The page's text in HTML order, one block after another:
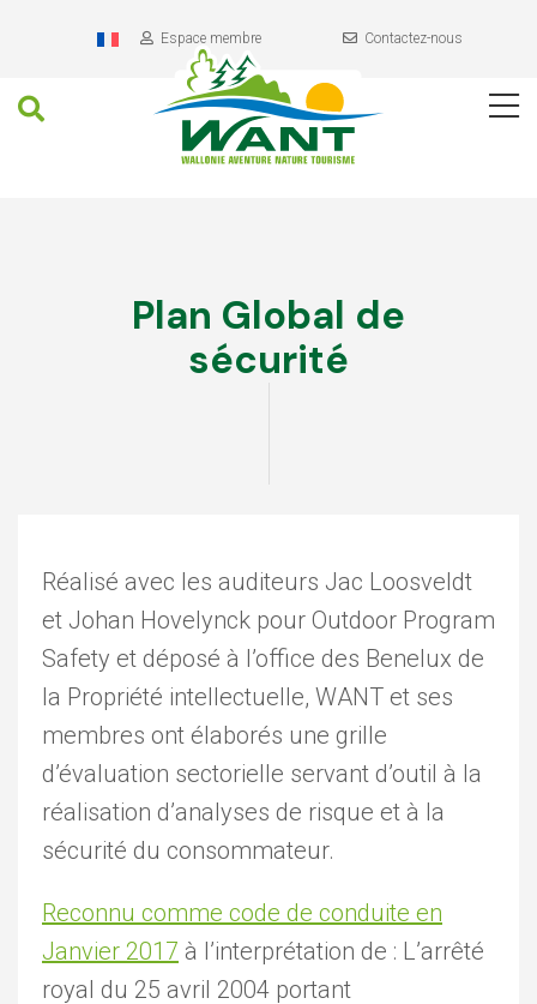
Espace membre Contactez-nous
Plan Global de
sécurité
Réalisé avec les auditeurs Jac Loosveldt
et Johan Hovelynck pour Outdoor Program
Safety et déposé à l’office des Benelux de
la Propriété intellectuelle, WANT et ses
membres ont élaborés une grille
d’évaluation sectorielle servant d’outil à la
réalisation d’analyses de risque et à la
sécurité du consommateur.
Reconnu comme code de conduite en
Janvier 2017 à l’interprétation de : L’arrêté
royal du 25 avril 2004 portant